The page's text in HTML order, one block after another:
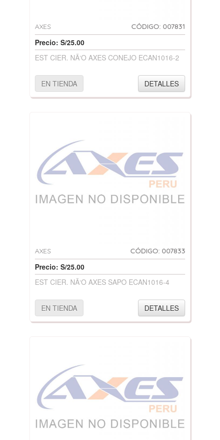
AXES CÓDIGO: 007831
Precio: S/25.00
EST CIER. NÃ‘O AXES CONEJO ECAN1016-2
EN TIENDA DETALLES
AXES CÓDIGO: 007833
Precio: S/25.00
EST CIER. NÃ‘O AXES SAPO ECAN1016-4
EN TIENDA DETALLES